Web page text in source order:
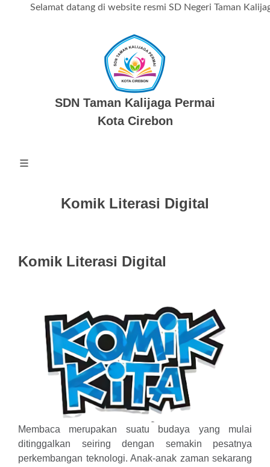
Selamat datang di website resmi SD Negeri Taman Kalijaga
SDN Taman Kalijaga Permai
Kota Cirebon
Komik Literasi Digital
Komik Literasi Digital
Membaca merupakan suatu budaya yang mulai
ditinggalkan seiring dengan semakin pesatnya
perkembangan teknologi. Anak-anak zaman sekarang